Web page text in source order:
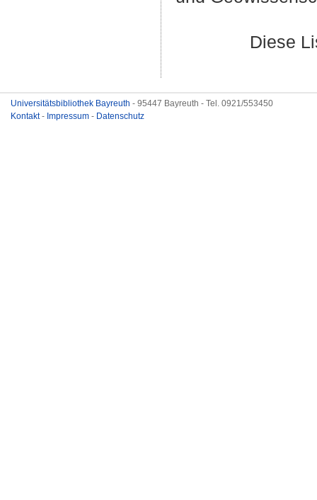
Diese
Universitätsbibliothek Bayreuth - 95447 Bayreuth - Tel. 0921/553450
Kontakt- Impressum - Datenschutz